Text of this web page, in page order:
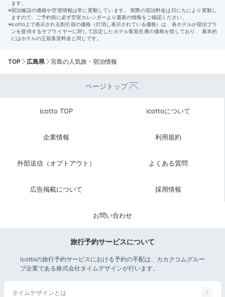
TOP 広島県 宮島の人気旅・宿泊情報
ページトップ
icotto TOP icottoについて
企業情報 利用規約
外部送信（オプトアウト） よくある質問
広告掲載について 採用情報
お問い合わせ
旅行予約サービスについて
icottoの旅行予約サービスにおける予約の手配は、カカクコムグルー
プ企業である株式会社タイムデザインが行います。
タイムデザインとは